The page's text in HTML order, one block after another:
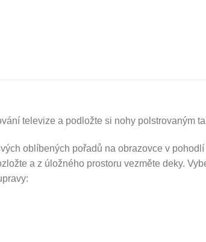
televize a podložte si nohy polstrovaným
oblíbených pořadů na obrazovce v
a z úložného prostoru vezměte deky.